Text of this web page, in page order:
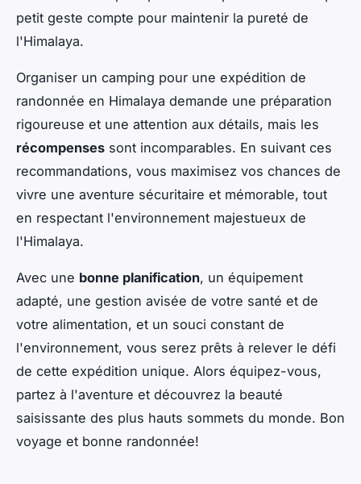
petit geste compte pour maintenir la pureté de
l'Himalaya.
Organiser un camping pour une expédition de
randonnée en Himalaya demande une préparation
rigoureuse et une attention aux détails, mais les
récompenses sont incomparables. En suivant ces
recommandations, vous maximisez vos chances de
vivre une aventure sécuritaire et mémorable, tout
en respectant l'environnement majestueux de
l'Himalaya.
Avec une bonne planification, un équipement
adapté, une gestion avisée de votre santé et de
votre alimentation, et un souci constant de
l'environnement, vous serez prêts à relever le défi
de cette expédition unique. Alors équipez-vous,
partez à l'aventure et découvrez la beauté
saisissante des plus hauts sommets du monde. Bon
voyage et bonne randonnée!